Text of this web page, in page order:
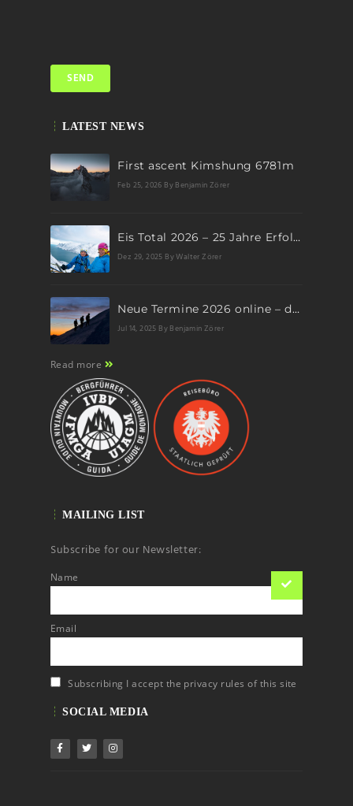
LATEST NEWS
First ascent Kimshung 6781m
Feb 25, 2026 By Benjamin Zörer
Eis Total 2026 – 25 Jahre Erfolgsgeschichte im steilen Eis
Dez 29, 2025 By Walter Zörer
Neue Termine 2026 online – dein nächstes Abenteuer wartet!
Jul 14, 2025 By Benjamin Zörer
Read more
MAILING LIST
Subscribe for our Newsletter:
Name
Email
Subscribing I accept the privacy rules of this site
SOCIAL MEDIA